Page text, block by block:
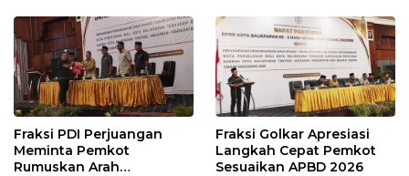
Modal
Fraksi PDI Perjuangan
Meminta Pemkot
Rumuskan Arah
Fraksi Golkar Apresiasi
Langkah Cepat Pemkot
Sesuaikan APBD 2026